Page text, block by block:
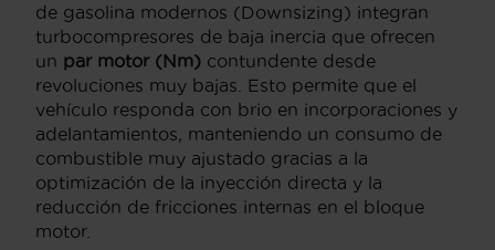
de gasolina modernos (Downsizing) integran
turbocompresores de baja inercia que ofrecen
un par motor (Nm) contundente desde
revoluciones muy bajas. Esto permite que el
vehículo responda con brio en incorporaciones y
adelantamientos, manteniendo un consumo de
combustible muy ajustado gracias a la
optimización de la inyección directa y la
reducción de fricciones internas en el bloque
motor.